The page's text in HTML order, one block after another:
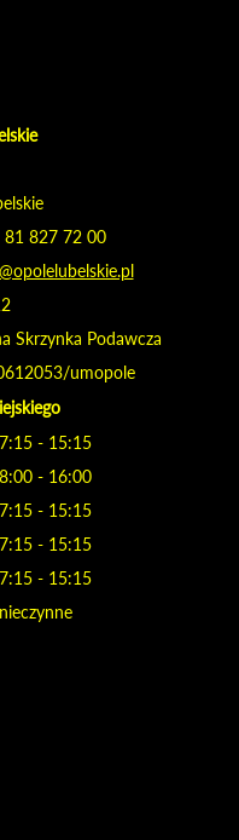
827 72 00
Skrzynka Podawcza
umopole
7:15 - 15:15
8:00 - 16:00
7:15 - 15:15
7:15 - 15:15
7:15 - 15:15
nieczynne